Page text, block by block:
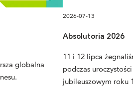
globalna
2026-07-13
Absolutoria 2026
11 i 12 lipca
podczas
jubileuszowym roku